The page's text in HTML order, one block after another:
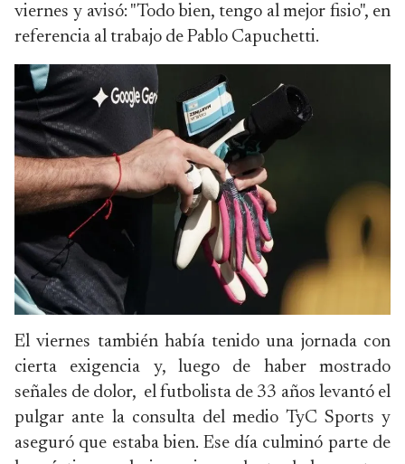
viernes y avisó: "Todo bien, tengo al mejor fisio", en
referencia al trabajo de Pablo Capuchetti.
El viernes también había tenido una jornada con
cierta exigencia y, luego de haber mostrado
señales de dolor, el futbolista de 33 años levantó el
pulgar ante la consulta del medio TyC Sports y
aseguró que estaba bien. Ese día culminó parte de